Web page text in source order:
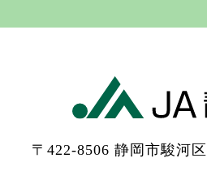
〒422-8506 静岡市駿河